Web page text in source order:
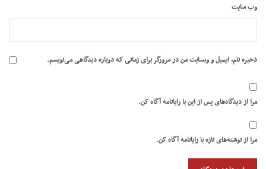
وب‌ سایت
ذخیره نام، ایمیل و وبسایت من در مرورگر برای زمانی که دوباره دیدگاهی می‌نویسم.
مرا از دیدگاه‌های پس از این با رایانامه آگاه کن.
مرا از نوشته‌های تازه با رایانامه آگاه کن.